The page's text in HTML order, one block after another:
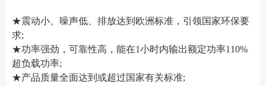
★震动小、噪声低、排放达到欧洲标准，引领国家环保要
求;
★功率强劲，可靠性高，能在1小时内输出额定功率110%
超负载功率;
★产品质量全面达到或超过国家有关标准;